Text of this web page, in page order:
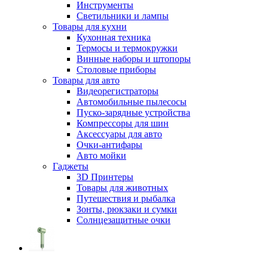
Инструменты
Светильники и лампы
Товары для кухни
Кухонная техника
Термосы и термокружки
Винные наборы и штопоры
Столовые приборы
Товары для авто
Видеорегистраторы
Автомобильные пылесосы
Пуско-зарядные устройства
Компрессоры для шин
Аксессуары для авто
Очки-антифары
Авто мойки
Гаджеты
3D Принтеры
Товары для животных
Путешествия и рыбалка
Зонты, рюкзаки и сумки
Солнцезащитные очки